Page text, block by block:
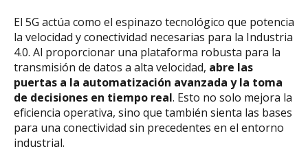
El 5G actúa como el espinazo tecnológico que potencia
la velocidad y conectividad necesarias para la Industria
4.0. Al proporcionar una plataforma robusta para la
transmisión de datos a alta velocidad, abre las
puertas a la automatización avanzada y la toma
de decisiones en tiempo real. Esto no solo mejora la
eficiencia operativa, sino que también sienta las bases
para una conectividad sin precedentes en el entorno
industrial.